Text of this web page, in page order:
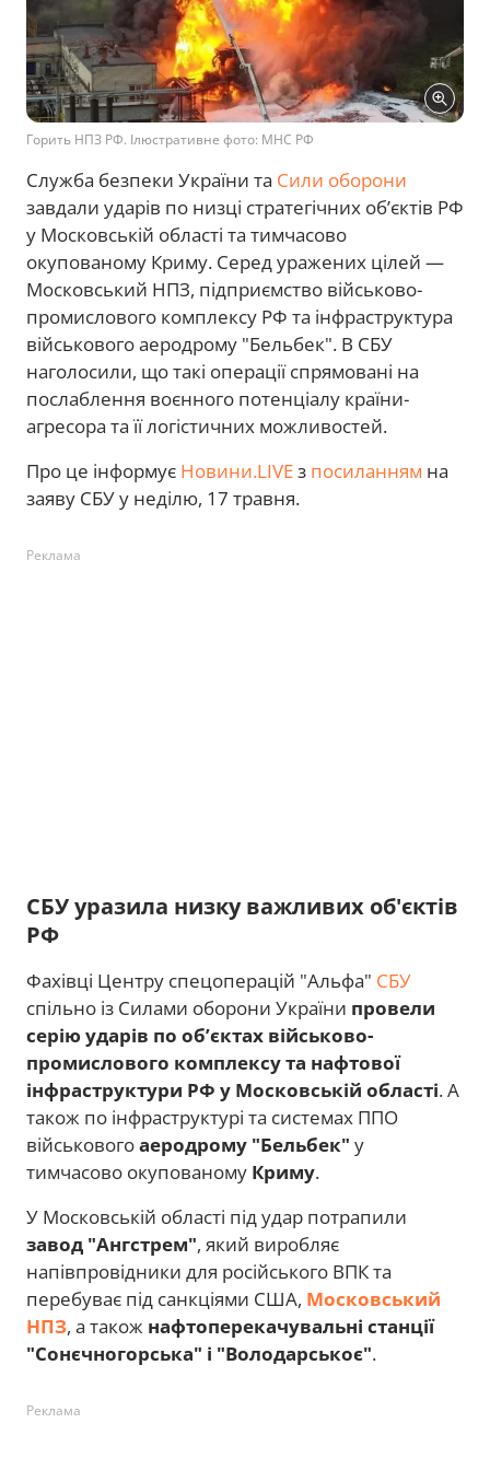
Горить НПЗ РФ. Ілюстративне фото: МНС РФ
Служба безпеки України та Сили оборони
завдали ударів по низці стратегічних об’єктів РФ
у Московській області та тимчасово
окупованому Криму. Серед уражених цілей —
Московський НПЗ, підприємство військово-
промислового комплексу РФ та інфраструктура
військового аеродрому "Бельбек". В СБУ
наголосили, що такі операції спрямовані на
послаблення воєнного потенціалу країни-
агресора та її логістичних можливостей.
Про це інформує Новини.LIVEз посиланням на
заяву СБУ у неділю, 17 травня.
Реклама
СБУ уразила низку важливих об'єктів
РФ
Фахівці Центру спецоперацій "Альфа" СБУ
спільно із Силами оборони України провели
серію ударів по об’єктах військово-
промислового комплексу та нафтової
інфраструктури РФ у Московській області. А
також по інфраструктурі та системах ППО
військовогоаеродрому "Бельбек" у
тимчасово окупованому Криму.
У Московській області під удар потрапили
завод "Ангстрем", який виробляє
напівпровідники для російського ВПК та
перебуває під санкціями США, Московський
НПЗ, а також нафтоперекачувальні станції
"Сонєчногорська" і "Володарськоє".
Реклама